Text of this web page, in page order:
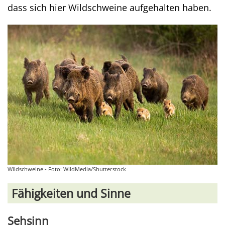
dass sich hier Wildschweine aufgehalten haben.
Wildschweine - Foto: WildMedia/Shutterstock
Fähigkeiten und Sinne
Sehsinn